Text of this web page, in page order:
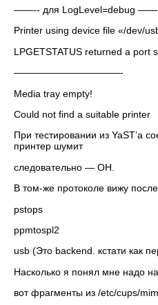
——-- для LogLevel=debug ——
Printer using device file «/dev/
LPGETSTATUS returned a port
———————————-
Media tray empty!
Could not find a suitable printer
При тестировании из YaST’а
принтер шумит
следовательно — ОН.
В том-же протоколе вижу
pstops
ppmtospl2
usb (Это backend. кстати как
Насколько я понял мне надо
вот фрагменты из /etc/cups/